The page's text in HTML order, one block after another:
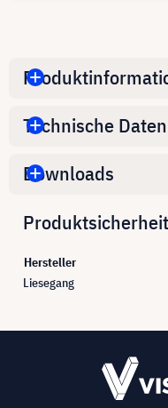
Technische Daten
Downloads
Produktsicherheit
Hersteller
Liesegang